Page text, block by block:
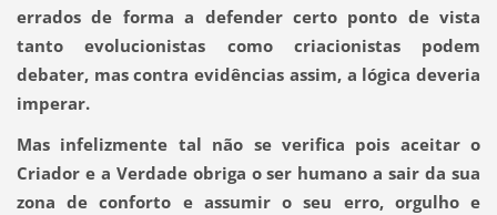
errados de forma a defender certo ponto de vista
tanto evolucionistas como criacionistas podem
debater, mas contra evidências assim, a lógica deveria
imperar.
Mas infelizmente tal não se verifica pois aceitar o
Criador e a Verdade obriga o ser humano a sair da sua
zona de conforto e assumir o seu erro, orgulho e